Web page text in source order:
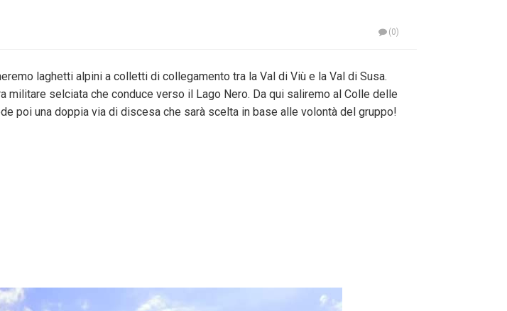
(0)
laghetti alpini a colletti di collegamento tra la Val di Viù e la Val di Susa.
selciata che conduce verso il Lago Nero. Da qui saliremo al Colle delle
poi una doppia via di discesa che sarà scelta in base alle volontà del gruppo!